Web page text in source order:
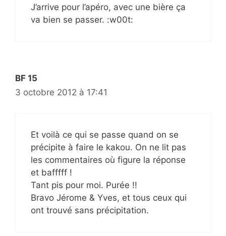
J’arrive pour l’apéro, avec une bière ça
va bien se passer. :w00t:
BF 15
3 octobre 2012 à 17:41
Et voilà ce qui se passe quand on se
précipite à faire le kakou. On ne lit pas
les commentaires où figure la réponse
et bafffff !
Tant pis pour moi. Purée !!
Bravo Jérome & Yves, et tous ceux qui
ont trouvé sans précipitation.